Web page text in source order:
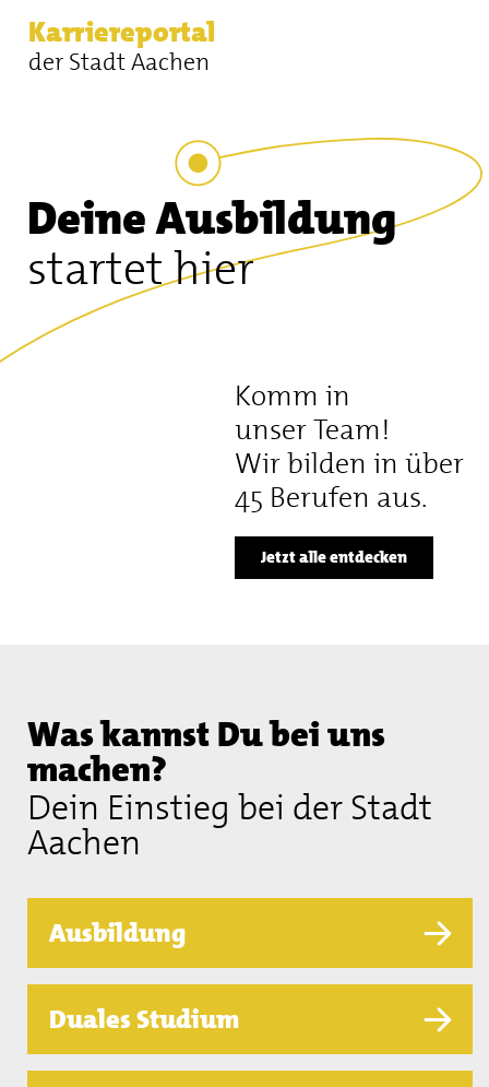
Karriereportal
der Stadt Aachen
Deine Ausbildung
startet hier
Komm in
unser Team!
Wir bilden in über
45 Berufen aus.
Jetzt alle entdecken
Was kannst Du bei uns
machen?
Dein Einstieg bei der Stadt
Aachen
Ausbildung
Duales Studium